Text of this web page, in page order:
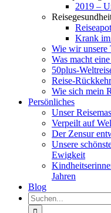
2019 –
Krank
Wie wir unsere
Was macht
50plus-
Reise-
Wie sich mein
Persönliches
Unser
Verpeilt auf
Der Zensur
Unsere
Ewigkeit
Jahren
Blog
Suche
nach: